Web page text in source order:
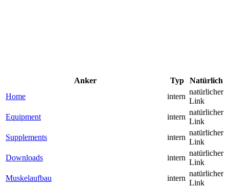
Anker Typ
Natürlich
Home
intern
natürlicher
Link
Equipment
intern
natürlicher
Link
Supplements
intern
natürlicher
Link
Downloads
intern
natürlicher
Link
Muskelaufbau
intern
natürlicher
Link